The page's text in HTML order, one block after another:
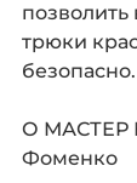
трюки
безопасно.
О МАСТЕР
Фоменко